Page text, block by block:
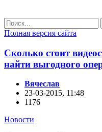
Полная версия сайта
Сколько стоит
найти выгодного
Вячеслав
23-03-2015, 11:48
1176
Новости